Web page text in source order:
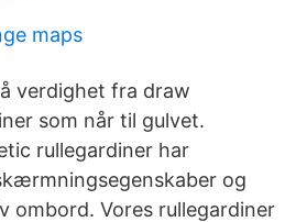
maps
verdighet fra draw
som når til gulvet.
rullegardiner har
og
ombord. Vores rullegardiner